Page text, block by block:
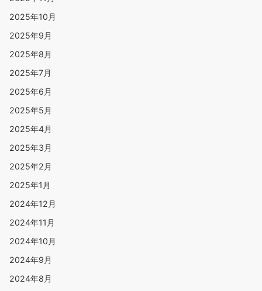
2025年10月
2025年9月
2025年8月
2025年7月
2025年6月
2025年5月
2025年4月
2025年3月
2025年2月
2025年1月
2024年12月
2024年11月
2024年10月
2024年9月
2024年8月